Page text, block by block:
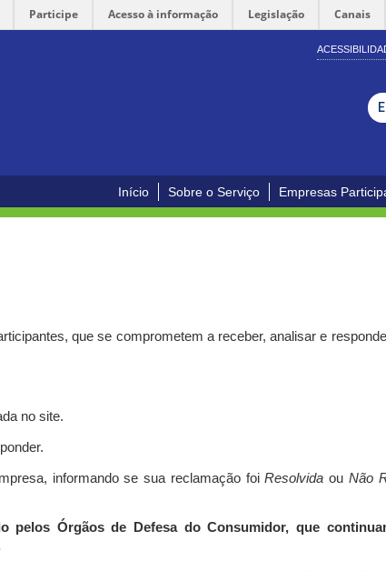
Participe Acesso à informação Legislação Canais
Início Sobre o Serviço Empresas
que se comprometem a receber, analisar e
no site.
informando se sua reclamação foiResolvida ou Não
Órgãos de Defesa do Consumidor, que